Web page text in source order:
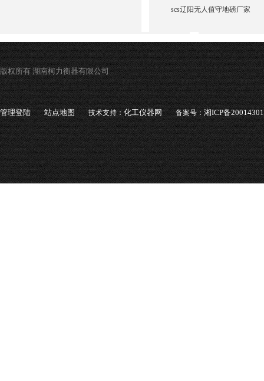
scs辽阳无人值守地磅厂家
版权所有 湖南柯力衡器有限公司
管理登陆 站点地图 技术支持：化工仪器网 备案号：湘ICP备